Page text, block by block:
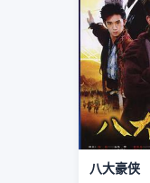
八大豪侠